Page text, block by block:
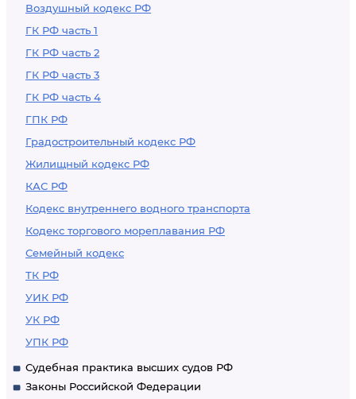
Воздушный кодекс РФ
ГК РФ часть 1
ГК РФ часть 2
ГК РФ часть 3
ГК РФ часть 4
ГПК РФ
Градостроительный кодекс РФ
Жилищный кодекс РФ
КАС РФ
Кодекс внутреннего водного транспорта
Кодекс торгового мореплавания РФ
Семейный кодекс
ТК РФ
УИК РФ
УК РФ
УПК РФ
Судебная практика высших судов РФ
Законы Российской Федерации